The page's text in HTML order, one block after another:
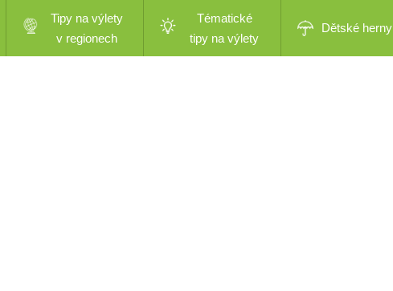
Tipy na výlety
v regionech
Tématické
tipy na výlety
Dětské herny